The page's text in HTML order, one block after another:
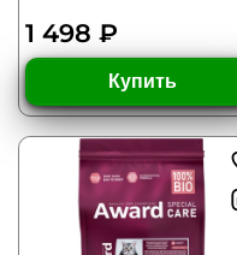
1 498 ₽
Купить